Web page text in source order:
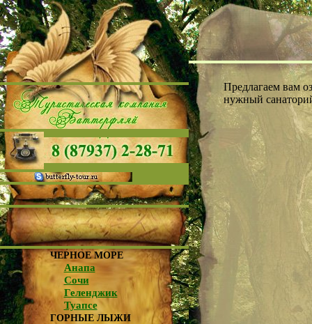
ЧЕРНОЕ МОРЕ
Анапа
Сочи
Геленджик
Туапсе
ГОРНЫЕ ЛЫЖИ
Предлагаем вам
нужный